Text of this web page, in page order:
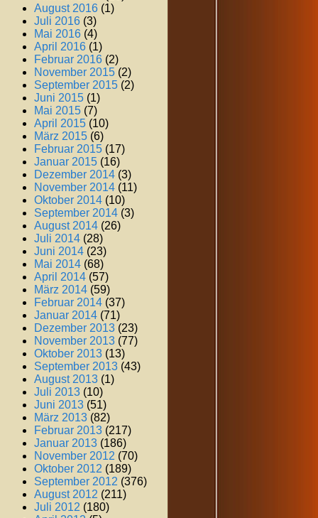
August 2016 (1)
Juli 2016 (3)
Mai 2016 (4)
April 2016 (1)
Februar 2016 (2)
November 2015 (2)
September 2015 (2)
Juni 2015 (1)
Mai 2015 (7)
April 2015 (10)
März 2015 (6)
Februar 2015 (17)
Januar 2015 (16)
Dezember 2014 (3)
November 2014 (11)
Oktober 2014 (10)
September 2014 (3)
August 2014 (26)
Juli 2014 (28)
Juni 2014 (23)
Mai 2014 (68)
April 2014 (57)
März 2014 (59)
Februar 2014 (37)
Januar 2014 (71)
Dezember 2013 (23)
November 2013 (77)
Oktober 2013 (13)
September 2013 (43)
August 2013 (1)
Juli 2013 (10)
Juni 2013 (51)
März 2013 (82)
Februar 2013 (217)
Januar 2013 (186)
November 2012 (70)
Oktober 2012 (189)
September 2012 (376)
August 2012 (211)
Juli 2012 (180)